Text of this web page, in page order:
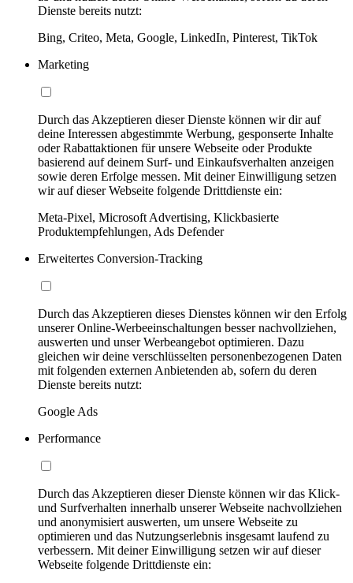
Dienste bereits nutzt:
Bing, Criteo, Meta, Google, LinkedIn, Pinterest, TikTok
Marketing
Durch das Akzeptieren dieser Dienste können wir dir auf
deine Interessen abgestimmte Werbung, gesponserte Inhalte
oder Rabattaktionen für unsere Webseite oder Produkte
basierend auf deinem Surf- und Einkaufsverhalten anzeigen
sowie deren Erfolge messen. Mit deiner Einwilligung setzen
wir auf dieser Webseite folgende Drittdienste ein:
Meta-Pixel, Microsoft Advertising, Klickbasierte
Produktempfehlungen, Ads Defender
Erweitertes Conversion-Tracking
Durch das Akzeptieren dieses Dienstes können wir den Erfolg
unserer Online-Werbeeinschaltungen besser nachvollziehen,
auswerten und unser Werbeangebot optimieren. Dazu
gleichen wir deine verschlüsselten personenbezogenen Daten
mit folgenden externen Anbietenden ab, sofern du deren
Dienste bereits nutzt:
Google Ads
Performance
Durch das Akzeptieren dieser Dienste können wir das Klick-
und Surfverhalten innerhalb unserer Webseite nachvollziehen
und anonymisiert auswerten, um unsere Webseite zu
optimieren und das Nutzungserlebnis insgesamt laufend zu
verbessern. Mit deiner Einwilligung setzen wir auf dieser
Webseite folgende Drittdienste ein: